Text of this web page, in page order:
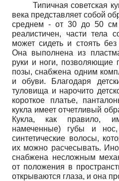
Типичная советская
века представляет собой
среднем - от 30 до 50 см
реалистичен, части тела
может сидеть и стоять
Она выполнена из
руки и ноги, позволяющие
позы, снабжена одним
и обуви. Благодаря
туловища и нарочито
короткое платье,
кукла имеет отчетливый
Кукла, как правило,
намеченные) губы и нос,
синтетические волосы,
их можно расчесывать.
снабжена несложным
от положения в
открываются глаза, и она